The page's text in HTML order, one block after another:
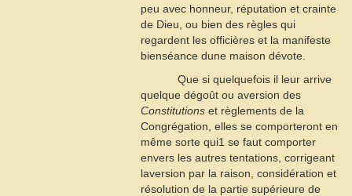
peu avec honneur, réputation et crainte
de Dieu, ou bien des règles qui
regardent les officières et la manifeste
bienséance dune maison dévote.
Que si quelquefois il leur arrive
quelque dégoût ou aversion des
Constitutions et règlements de la
Congrégation, elles se comporteront en
même sorte qui1 se faut comporter
envers les autres tentations, corrigeant
laversion par la raison, considération et
résolution de la partie supérieure de